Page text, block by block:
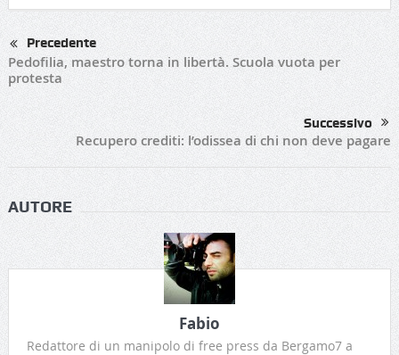
Precedente
Pedofilia, maestro torna in libertà. Scuola vuota per
protesta
Successivo
Recupero crediti: l’odissea di chi non deve pagare
AUTORE
Fabio
Redattore di un manipolo di free press da Bergamo7 a